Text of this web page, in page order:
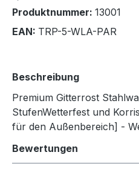
Produktnummer: 13001
EAN: TRP-5-WLA-PAR
Beschreibung
Premium Gitterrost
StufenWetterfest und
für den Außenbereich] -
Bewertungen